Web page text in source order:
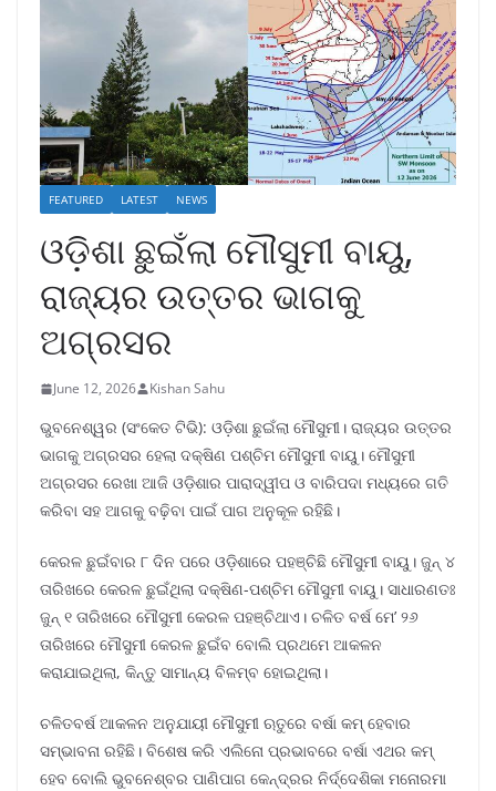
FEATURED LATEST NEWS
ଓଡ଼ିଶା ଛୁଇଁଲା ମୌସୁମୀ ବାୟୁ,
ରାଜ୍ୟର ଉତ୍ତର ଭାଗକୁ
ଅଗ୍ରସର
June 12, 2026 Kishan Sahu
ଭୁବନେଶ୍ୱର (ସଂକେତ ଟିଭି): ଓଡ଼ିଶା ଛୁଇଁଲା ମୌସୁମୀ। ରାଜ୍ୟର ଉତ୍ତର
ଭାଗକୁ ଅଗ୍ରସର ହେଲା ଦକ୍ଷିଣ ପଶ୍ଚିମ ମୌସୁମୀ ବାୟୁ। ମୌସୁମୀ
ଅଗ୍ରସର ରେଖା ଆଜି ଓଡ଼ିଶାର ପାରାଦ୍ୱୀପ ଓ ବାରିପଦା ମଧ୍ୟରେ ଗତି
କରିବା ସହ ଆଗକୁ ବଢ଼ିବା ପାଇଁ ପାଗ ଅନୁକୂଳ ରହିଛି।
କେରଳ ଛୁଇଁବାର ୮ ଦିନ ପରେ ଓଡ଼ିଶାରେ ପହଞ୍ଚିଛି ମୌସୁମୀ ବାୟୁ। ଜୁନ୍ ୪
ତାରିଖରେ କେରଳ ଛୁଇଁଥିଲା ଦକ୍ଷିଣ-ପଶ୍ଚିମ ମୌସୁମୀ ବାୟୁ। ସାଧାରଣତଃ
ଜୁନ୍ ୧ ତାରିଖରେ ମୌସୁମୀ କେରଳ ପହଞ୍ଚିଥାଏ। ଚଳିତ ବର୍ଷ ମେ’ ୨୬
ତାରିଖରେ ମୌସୁମୀ କେରଳ ଛୁଇଁବ ବୋଲି ପ୍ରଥମେ ଆକଳନ
କରାଯାଇଥିଲା, କିନ୍ତୁ ସାମାନ୍ୟ ବିଳମ୍ବ ହୋଇଥିଲା।
ଚଳିତବର୍ଷ ଆକଳନ ଅନୁଯାୟୀ ମୌସୁମୀ ଋତୁରେ ବର୍ଷା କମ୍ ହେବାର
ସମ୍ଭାବନା ରହିଛି। ବିଶେଷ କରି ଏଲିନୋ ପ୍ରଭାବରେ ବର୍ଷା ଏଥର କମ୍
ହେବ ବୋଲି ଭୁବନେଶ୍ବର ପାଣିପାଗ କେନ୍ଦ୍ରର ନିର୍ଦ୍ଦେଶିକା ମନୋରମା